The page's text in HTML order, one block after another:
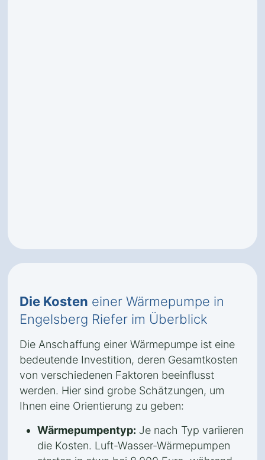
Die Kosten einer Wärmepumpe in
Engelsberg Riefer im Überblick
Die Anschaffung einer Wärmepumpe ist eine
bedeutende Investition, deren Gesamtkosten
von verschiedenen Faktoren beeinflusst
werden. Hier sind grobe Schätzungen, um
Ihnen eine Orientierung zu geben:
Wärmepumpentyp: Je nach Typ variieren
die Kosten. Luft-Wasser-Wärmepumpen